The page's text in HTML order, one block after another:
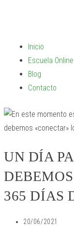
Inicio
Escuela Online
Blog
Contacto
UN DÍA
365 DÍAS
20/06/2021